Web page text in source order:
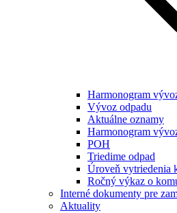
Harmonogram
Vývoz odpadu
Aktuálne oznamy
Harmonogram
POH
Triedime odpad
Úroveň vytriedenia
Ročný výkaz o
Interné dokumenty pre
Aktuality